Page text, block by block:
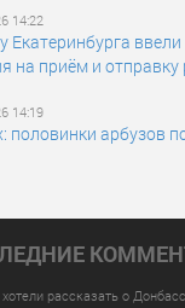
14:22
Екатеринбурга
на приём и отправку
14:19
половинки арбузов
рассказать о